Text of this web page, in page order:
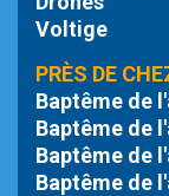
Voltige
PRÈS DE
Baptême de
Baptême de
Baptême de
Baptême de